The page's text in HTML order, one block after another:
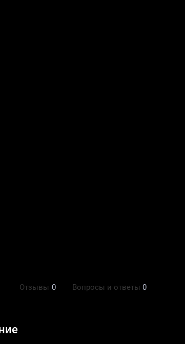
Отзывы 0 Вопросы и ответы 0